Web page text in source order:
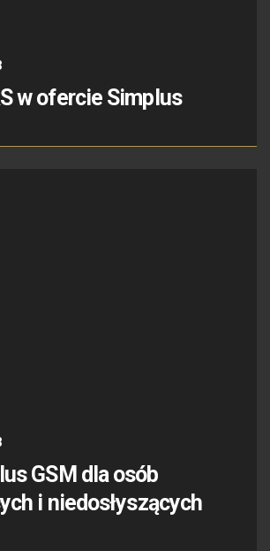
w ofercie Simplus
GSM dla osób
i niedosłyszących